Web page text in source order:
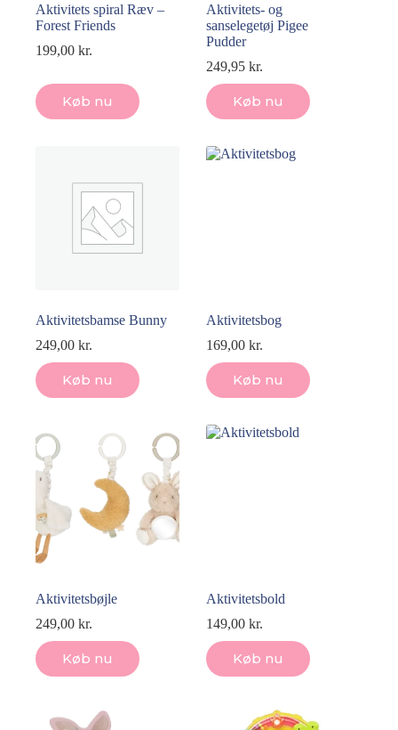
Aktivitets spiral Ræv –
Forest Friends
199,00 kr.
Køb nu
Aktivitets- og
sanselegetøj Pigee
Pudder
249,95kr.
Køb nu
Aktivitetsbamse Bunny
249,00 kr.
Køb nu
Aktivitetsbog
169,00kr.
Køb nu
Aktivitetsbøjle
249,00 kr.
Køb nu
Aktivitetsbold
149,00kr.
Køb nu